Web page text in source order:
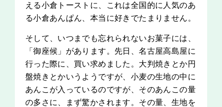
える小倉トーストに、これは全国的に人気のあ
る小倉あんぱん、本当に好きでたまりません。
そして、いつまでも忘れられないお菓子には、
「御座候」があります。先日、名古屋高島屋に
行った際に、買い求めました。大判焼きとか円
盤焼きとかいうようですが、小麦の生地の中に
あんこが入っているのですが、そのあんこの量
の多さに、まず驚かされます。その量、生地を